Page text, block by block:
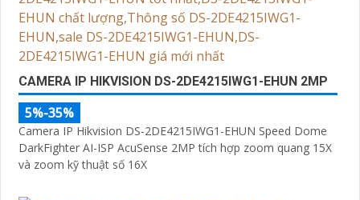
CAMERA IP HIKVISION DS-2DE4215IWG1-EHUN 2MP
5%-35%
Camera IP Hikvision DS-2DE4215IWG1-EHUN Speed Dome
DarkFighter AI-ISP AcuSense 2MP tích hợp zoom quang 15X
và zoom kỹ thuật số 16X